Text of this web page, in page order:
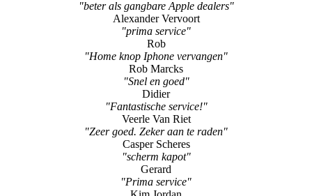
"beter als gangbare Apple dealers"
Alexander Vervoort
"prima service"
Rob
"Home knop Iphone vervangen"
Rob Marcks
"Snel en goed"
Didier
"Fantastische service!"
Veerle Van Riet
"Zeer goed. Zeker aan te raden"
Casper Scheres
"scherm kapot"
Gerard
"Prima service"